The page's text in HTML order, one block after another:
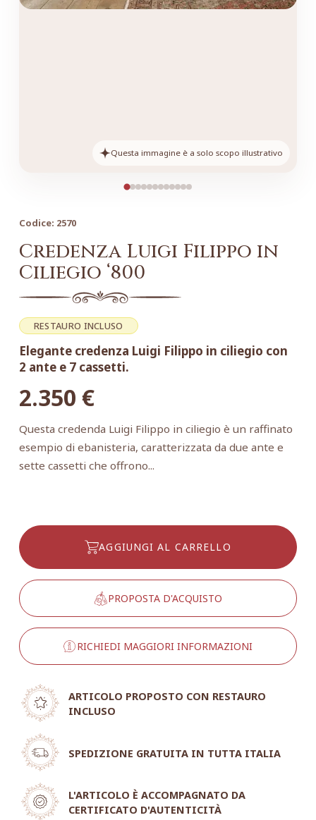
Questa immagine è a solo scopo illustrativo
Codice: 2570
Credenza Luigi Filippo in
Ciliegio ‘800
RESTAURO INCLUSO
Elegante credenza Luigi Filippo in ciliegio con
2 ante e 7 cassetti.
2.350 €
Questa credenda Luigi Filippo in ciliegio è un raffinato
esempio di ebanisteria, caratterizzata da due ante e
sette cassetti che offrono...
AGGIUNGI AL CARRELLO
PROPOSTA D'ACQUISTO
RICHIEDI MAGGIORI INFORMAZIONI
ARTICOLO PROPOSTO CON RESTAURO
INCLUSO
SPEDIZIONE GRATUITA IN TUTTA ITALIA
L'ARTICOLO È ACCOMPAGNATO DA
CERTIFICATO D'AUTENTICITÀ